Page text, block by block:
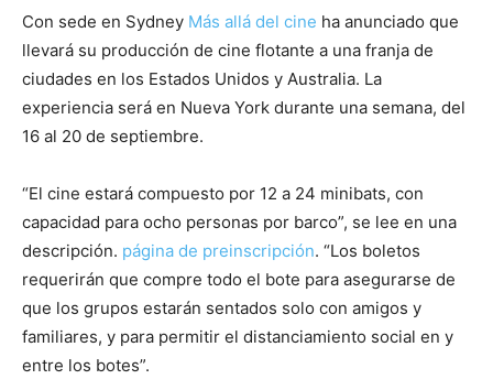
Con sede en Sydney Más allá del cine ha anunciado que
llevará su producción de cine flotante a una franja de
ciudades en los Estados Unidos y Australia. La
experiencia será en Nueva York durante una semana, del
16 al 20 de septiembre.
“El cine estará compuesto por 12 a 24 minibats, con
capacidad para ocho personas por barco”, se lee en una
descripción. página de preinscripción. “Los boletos
requerirán que compre todo el bote para asegurarse de
que los grupos estarán sentados solo con amigos y
familiares, y para permitir el distanciamiento social en y
entre los botes”.